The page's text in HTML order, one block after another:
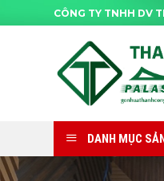
to
CÔNG TY TNHH DV
DANH MỤC